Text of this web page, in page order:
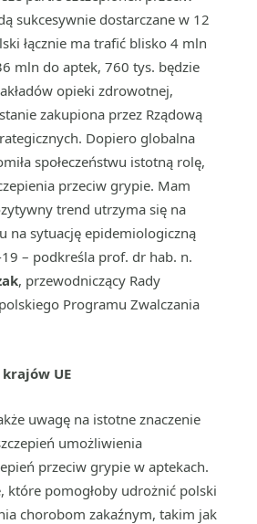
sukcesywnie dostarczane w 12
łącznie ma trafić blisko 4 mln
mln do aptek, 760 tys. będzie
opieki zdrowotnej,
zakupiona przez Rządową
Dopiero globalna
społeczeństwu istotną rolę,
przeciw grypie. Mam
trend utrzyma się na
na sytuację epidemiologiczną
– podkreśla prof. dr hab. n.
, przewodniczący Rady
Programu Zwalczania
UE
uwagę na istotne znaczenie
umożliwienia
przeciw grypie w aptekach.
które pomogłoby udrożnić polski
chorobom zakaźnym, takim jak